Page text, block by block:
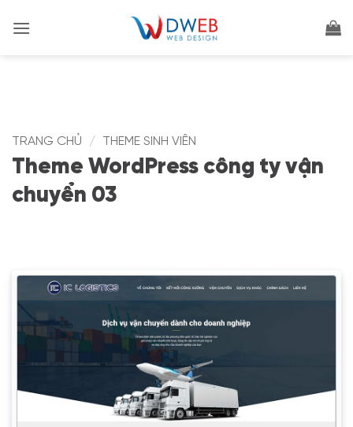
qua
TRANG CHỦ / THEME SINH VIÊN
Theme WordPress công ty vận
chuyển 03